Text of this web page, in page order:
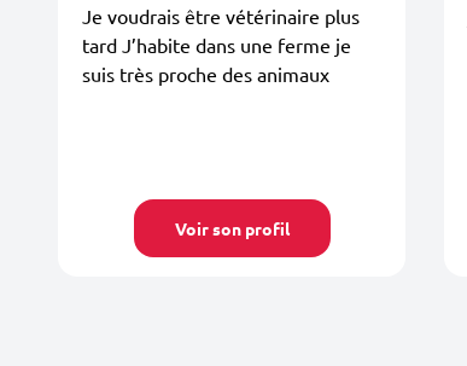
Je voudrais être vétérinaire plus
tard J’habite dans une ferme je
suis très proche des animaux
Voir son profil